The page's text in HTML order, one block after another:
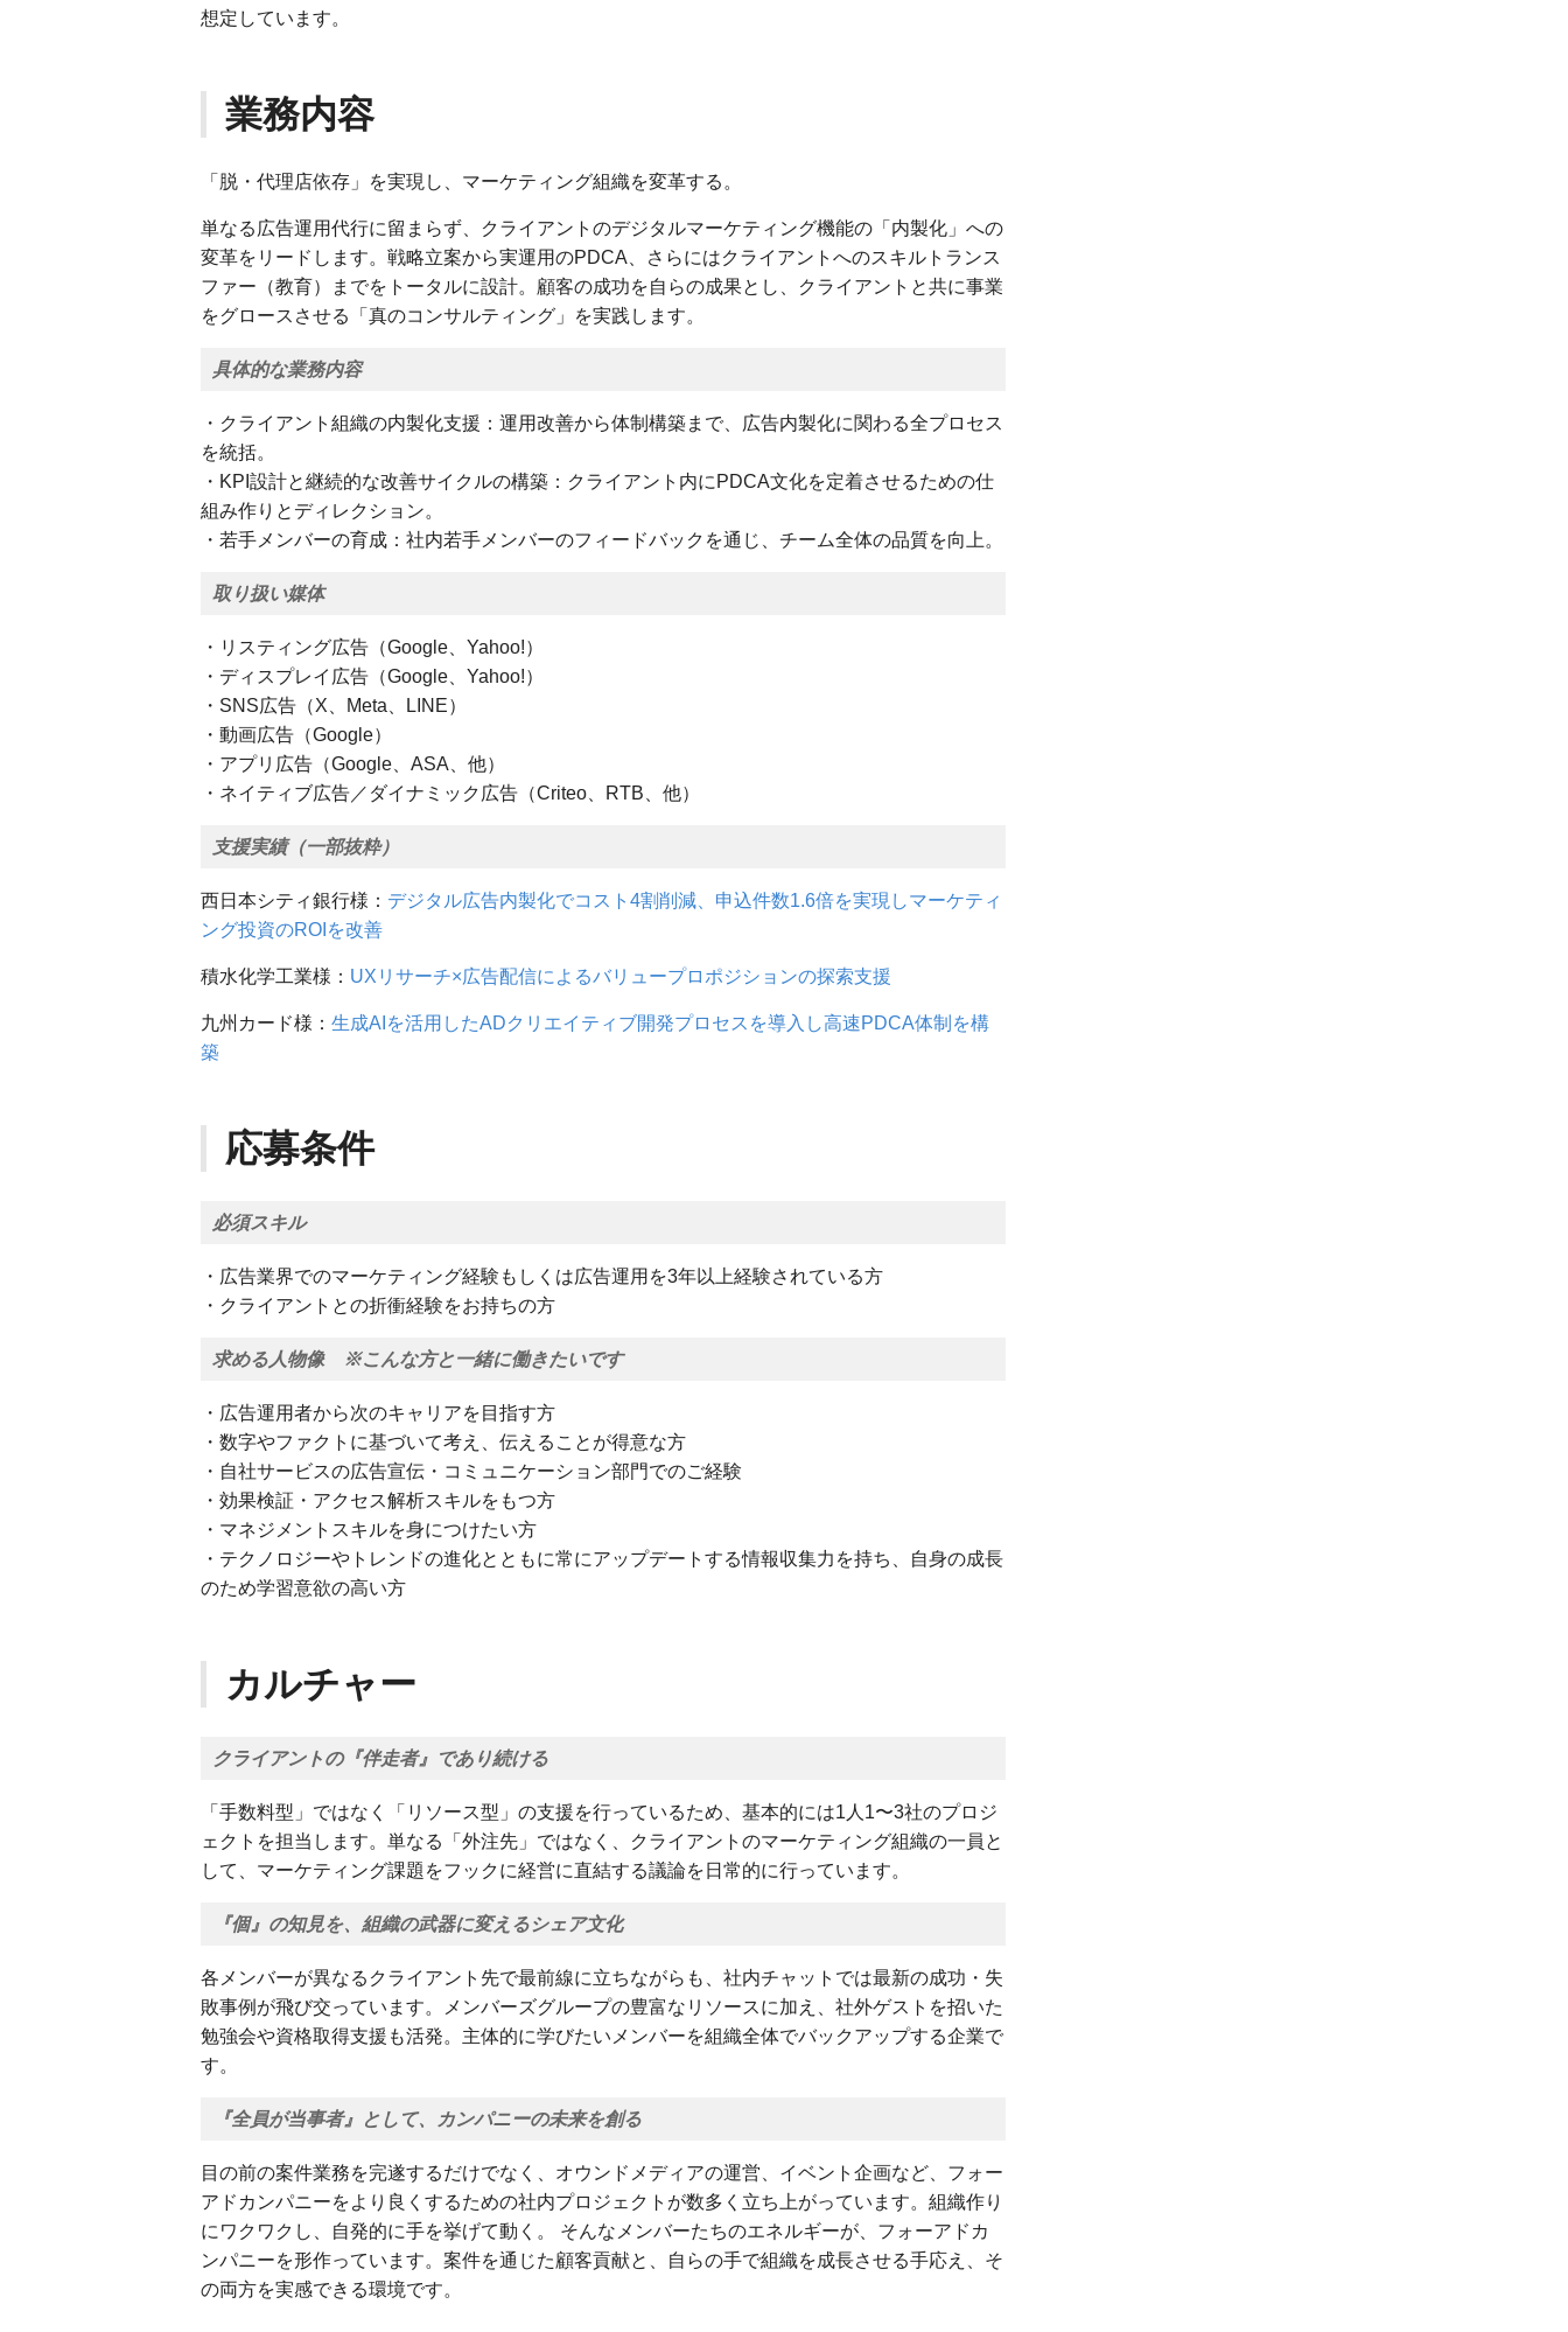
想定しています。
業務内容
「脱・代理店依存」を実現し、マーケティング組織を変革する。
単なる広告運用代行に留まらず、クライアントのデジタルマーケティング機能の「内製化」への
変革をリードします。戦略立案から実運用のPDCA、さらにはクライアントへのスキルトランス
ファー（教育）までをトータルに設計。顧客の成功を自らの成果とし、クライアントと共に事業
をグロースさせる「真のコンサルティング」を実践します。
具体的な業務内容
・クライアント組織の内製化支援：運用改善から体制構築まで、広告内製化に関わる全プロセス
を統括。
・KPI設計と継続的な改善サイクルの構築：クライアント内にPDCA文化を定着させるための仕
組み作りとディレクション。
・若手メンバーの育成：社内若手メンバーのフィードバックを通じ、チーム全体の品質を向上。
取り扱い媒体
・リスティング広告（Google、Yahoo!）
・ディスプレイ広告（Google、Yahoo!）
・SNS広告（X、Meta、LINE）
・動画広告（Google）
・アプリ広告（Google、ASA、他）
・ネイティブ広告／ダイナミック広告（Criteo、RTB、他）
支援実績（一部抜粋）
西日本シティ銀行様： デジタル広告内製化でコスト4割削減、申込件数1.6倍を実現しマーケティ
ング投資のROIを改善
積水化学工業様： UXリサーチ×広告配信によるバリュープロポジションの探索支援
九州カード様： 生成AIを活用したADクリエイティブ開発プロセスを導入し高速PDCA体制を構
築
応募条件
必須スキル
・広告業界でのマーケティング経験もしくは広告運用を3年以上経験されている方
・クライアントとの折衝経験をお持ちの方
求める人物像 ※こんな方と一緒に働きたいです
・広告運用者から次のキャリアを目指す方
・数字やファクトに基づいて考え、伝えることが得意な方
・自社サービスの広告宣伝・コミュニケーション部門でのご経験
・効果検証・アクセス解析スキルをもつ方
・マネジメントスキルを身につけたい方
・テクノロジーやトレンドの進化とともに常にアップデートする情報収集力を持ち、自身の成長
のため学習意欲の高い方
カルチャー
クライアントの『伴走者』であり続ける
「手数料型」ではなく「リソース型」の支援を行っているため、基本的には1人1〜3社のプロジ
ェクトを担当します。単なる「外注先」ではなく、クライアントのマーケティング組織の一員と
して、マーケティング課題をフックに経営に直結する議論を日常的に行っています。
『個』の知見を、組織の武器に変えるシェア文化
各メンバーが異なるクライアント先で最前線に立ちながらも、社内チャットでは最新の成功・失
敗事例が飛び交っています。メンバーズグループの豊富なリソースに加え、社外ゲストを招いた
勉強会や資格取得支援も活発。主体的に学びたいメンバーを組織全体でバックアップする企業で
す。
『全員が当事者』として、カンパニーの未来を創る
目の前の案件業務を完遂するだけでなく、オウンドメディアの運営、イベント企画など、フォー
アドカンパニーをより良くするための社内プロジェクトが数多く立ち上がっています。組織作り
にワクワクし、自発的に手を挙げて動く。 そんなメンバーたちのエネルギーが、フォーアドカ
ンパニーを形作っています。案件を通じた顧客貢献と、自らの手で組織を成長させる手応え、そ
の両方を実感できる環境です。